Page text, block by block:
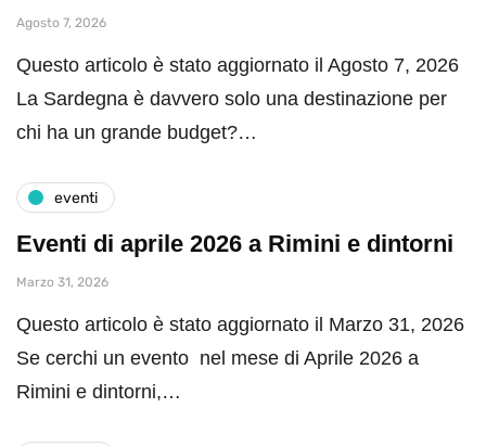
Agosto 7, 2026
Questo articolo è stato aggiornato il Agosto 7, 2026
La Sardegna è davvero solo una destinazione per
chi ha un grande budget?…
eventi
Eventi di aprile 2026 a Rimini e dintorni
Marzo 31, 2026
Questo articolo è stato aggiornato il Marzo 31, 2026
Se cerchi un evento nel mese di Aprile 2026 a
Rimini e dintorni,…